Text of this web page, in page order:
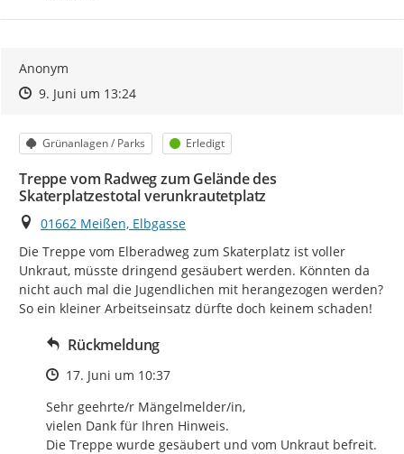
Anonym
Zeitpunkt des Erstellens
Zeitpunkt des Erstellens
9. Juni um 13:24Zur Äußerung
Kategorie
Grünanlagen / Parks Status
Erledigt
Treppe vom Radweg zum Gelände des
Skaterplatzestotal verunkrautetplatz
Ort
01662 Meißen, Elbgasse
Die Treppe vom Elberadweg zum Skaterplatz ist voller
Unkraut, müsste dringend gesäubert werden. Könnten da
nicht auch mal die Jugendlichen mit herangezogen werden?
So ein kleiner Arbeitseinsatz dürfte doch keinem schaden!
Rückmeldung
Zeitpunkt des Erstellens
17. Juni um 10:37
Sehr geehrte/r Mängelmelder/in,
vielen Dank für Ihren Hinweis.
Die Treppe wurde gesäubert und vom Unkraut befreit.